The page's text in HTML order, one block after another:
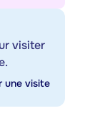
visiter
une visite